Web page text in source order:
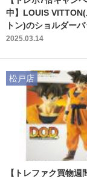
中】LOUIS VITTON(
トン)のショルダー
入荷いたしました！
2025.03.14
【トレファク買物週
松戸店